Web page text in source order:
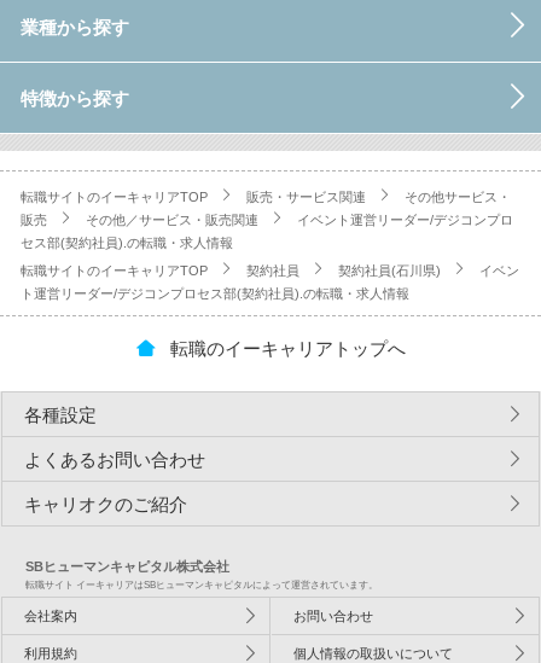
業種から探す
特徴から探す
転職サイトのイーキャリアTOP 販売・サービス関連
その他サービス・
販売
その他／サービス・販売関連
イベント運営リーダー/デジコンプロ
セス部(契約社員).の転職・求人情報
転職サイトのイーキャリアTOP
契約社員 契約社員(石川県)
イベン
ト運営リーダー/デジコンプロセス部(契約社員).の転職・求人情報
転職のイーキャリアトップへ
各種設定
よくあるお問い合わせ
キャリオクのご紹介
SBヒューマンキャピタル株式会社
転職サイト イーキャリアはSBヒューマンキャピタルによって運営されています。
会社案内 お問い合わせ
利用規約 個人情報の取扱いについて